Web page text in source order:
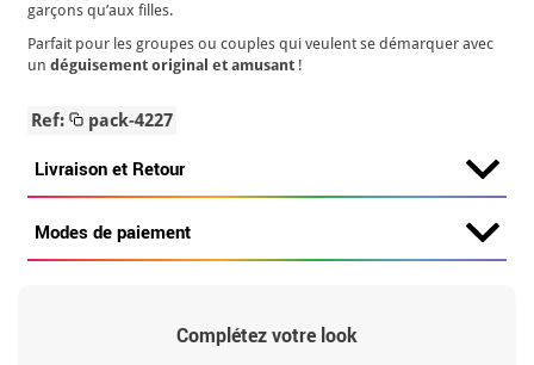
garçons qu’aux filles.
Parfait pour les groupes ou couples qui veulent se démarquer avec
undéguisement original et amusant !
Ref: pack-4227
Livraison et Retour
Modes de paiement
Complétez votre look